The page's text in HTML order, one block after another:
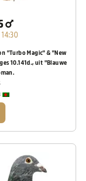
"Turbo Magic" & "New
10.141d., uit "Blauwe